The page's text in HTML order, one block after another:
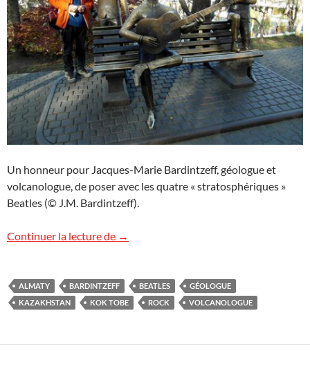
Un honneur pour Jacques-Marie Bardintzeff, géologue et
volcanologue, de poser avec les quatre « stratosphériques »
Beatles (© J.M. Bardintzeff).
Continuer la lecture de Cinq garçons dans le vent au Kazakhstan
→
ALMATY BARDINTZEFF BEATLES
GÉOLOGUE
KAZAKHSTAN
KOK TOBE ROCK VOLCANOLOGUE